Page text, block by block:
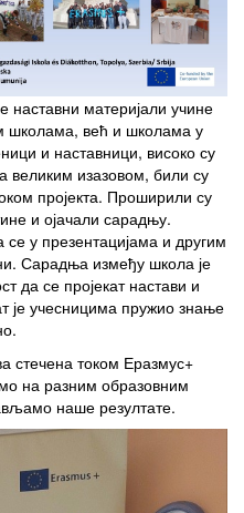
наставни материјали учине
школама, већ и школама у
и наставници, високо су
великим изазовом, били су
пројекта. Проширили су
и ојачали сарадњу.
се у презентацијама и другим
Сарадња између школа је
да се пројекат настави и
је учесницима пружио знање
стечена током Еразмус+
на разним образовним
наше резултате.